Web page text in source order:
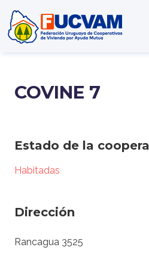
COVINE 7
Estado de la
Habitadas
Dirección
Rancagua 3525